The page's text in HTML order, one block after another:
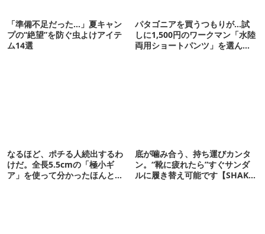
「準備不足だった…」夏キャン
プの“絶望”を防ぐ虫よけアイテ
ム14選
パタゴニアを買うつもりが…試
しに1,500円のワークマン「水陸
両用ショートパンツ」を選んだ
なるほど、ポチる人続出するわ
けだ。全長5.5cmの「極小ギ
ア」を使って分かったほんとの
底が噛み合う、持ち運びカンタ
ン。“靴に疲れたら”すぐサンダ
ルに履き替え可能です【SHAKA